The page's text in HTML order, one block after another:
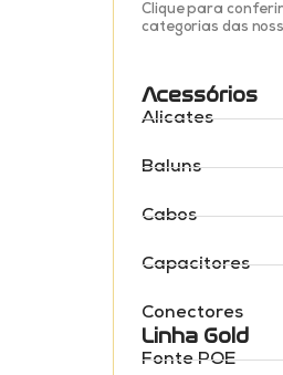
Clique para
categorias das
Acessórios
Alicates
Baluns
Cabos
Capacitores
Conectores
Linha Gold
Fonte POE